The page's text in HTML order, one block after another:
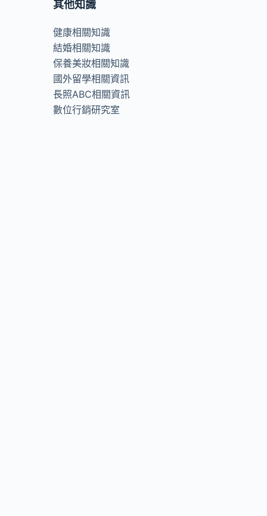
其他知識
健康相關知識
結婚相關知識
保養美妝相關知識
國外留學相關資訊
長照ABC相關資訊
數位行銷研究室